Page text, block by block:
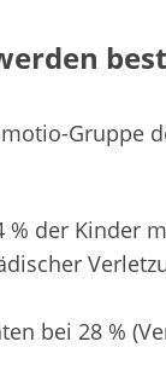
Gruppe
% der Kinder
bei 28 %